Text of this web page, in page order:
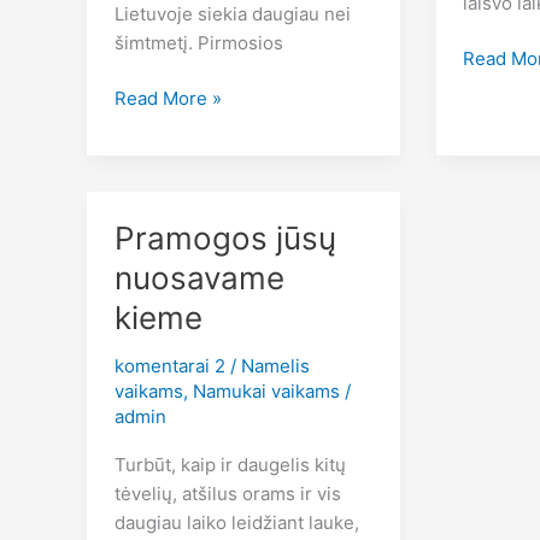
Lietuvoje siekia daugiau nei
šimtmetį. Pirmosios
Dažniausiai
aikštelę
Read More »
Mediniai
Read
Pramogos jūsų
nuosavame
kieme
komentarai 2 / Namelis
vaikams, Namukai vaikams /
admin
Turbūt, kaip ir daugelis kitų
tėvelių, atšilus orams ir vis
daugiau laiko leidžiant lauke,